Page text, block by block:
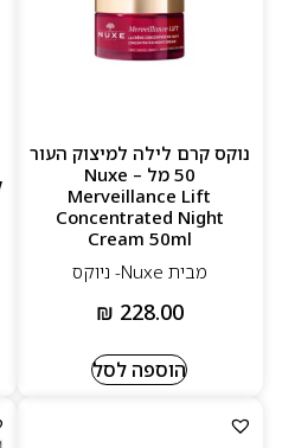
נוקס קרם לילה למיצוק העור
50 מל – Nuxe
Merveillance Lift
Concentrated Night
Cream 50ml
מבית Nuxe- ניוקס
₪ 228.00
הוספה לסל